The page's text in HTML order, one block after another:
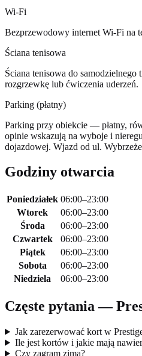
Wi-Fi
Bezprzewodowy internet Wi-Fi na
Ściana tenisowa
Ściana tenisowa do
rozgrzewkę lub ćwiczenia uderzeń.
Parking (płatny)
Parking przy obiekcie — płatny,
opinie wskazują na wyboje i
dojazdowej. Wjazd od ul.
Godziny otwarcia
Poniedziałek 06:00–23:00
Wtorek
06:00–23:00
Środa
06:00–23:00
Czwartek
06:00–23:00
Piątek
06:00–23:00
Sobota
06:00–23:00
Niedziela
06:00–23:00
Częste pytania —
Jak zarezerwować kort w
Ile jest kortów i jakie mają
Czy zagram zimą?